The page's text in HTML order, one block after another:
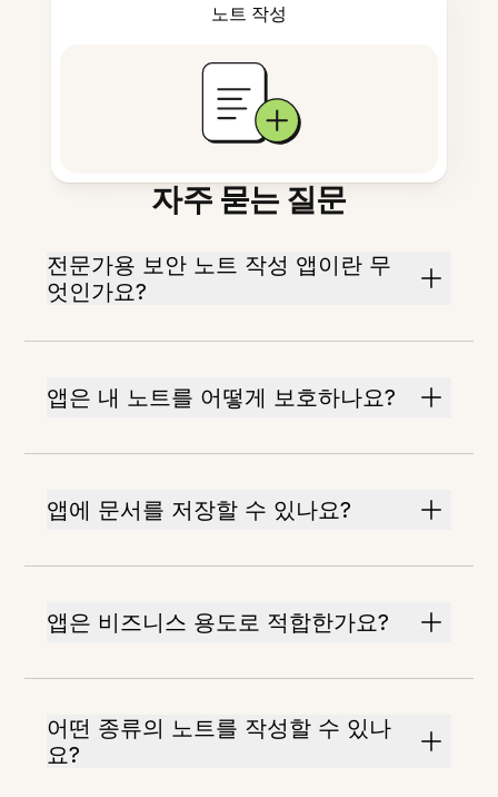
노트 작성
자주 묻는 질문
전문가용 보안 노트 작성 앱이란 무
엇인가요?
앱은 내 노트를 어떻게 보호하나요?
앱에 문서를 저장할 수 있나요?
앱은 비즈니스 용도로 적합한가요?
어떤 종류의 노트를 작성할 수 있나
요?